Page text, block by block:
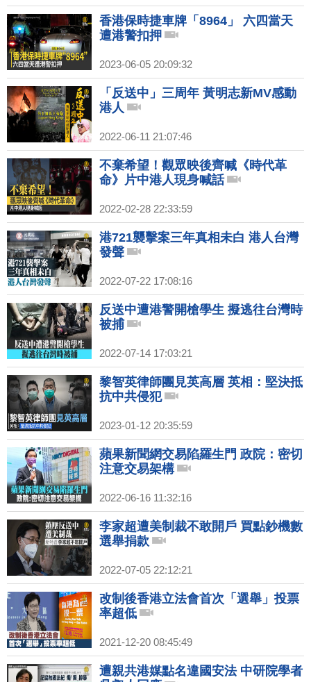
香港保時捷車牌「8964」 六四當天
遭港警扣押
2023-06-05 20:09:32
「反送中」三周年 黃明志新MV感動
港人
2022-06-11 21:07:46
不棄希望！觀眾映後齊喊《時代革
命》片中港人現身喊話
2022-02-28 22:33:59
港721襲擊案三年真相未白 港人台灣
發聲
2022-07-22 17:08:16
反送中遭港警開槍學生 擬逃往台灣時
被捕
2022-07-14 17:03:21
黎智英律師團見英高層 英相：堅決抵
抗中共侵犯
2023-01-12 20:35:59
蘋果新聞網交易陷羅生門 政院：密切
注意交易架構
2022-06-16 11:32:16
李家超遭美制裁不敢開戶 買點鈔機數
選舉捐款
2022-07-05 22:12:21
改制後香港立法會首次「選舉」投票
率超低
2021-12-20 08:45:49
遭親共港媒點名違國安法 中研院學者